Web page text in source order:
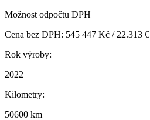
Možnost odpočtu DPH
Cena bez DPH: 545 447 Kč / 22.313 €
Rok výroby:
2022
Kilometry:
50600 km